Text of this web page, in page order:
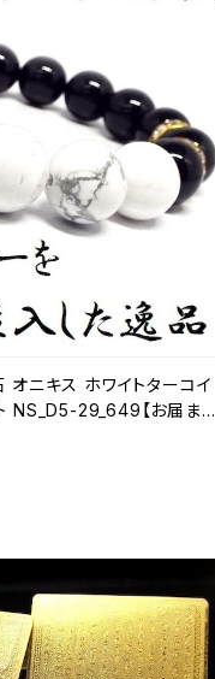
オニキス ホワイトターコイ
NS_D5-29_649【お届まで